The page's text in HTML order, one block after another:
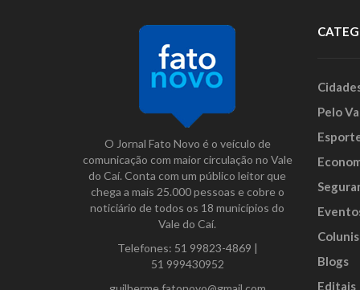
O Jornal Fato Novo é o veículo de
comunicação com maior circulação no Vale
do Caí. Conta com um público leitor que
chega a mais 25.000 pessoas e cobre o
noticiário de todos os 18 municípios do
Vale do Caí.
Telefones: 51 99823-4869 |
51 999430952
Pelo
Blogs
Editais